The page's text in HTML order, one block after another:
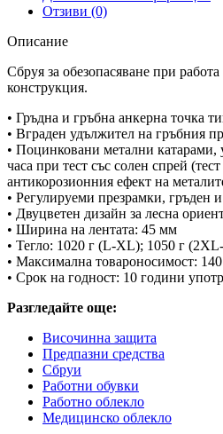
Отзиви (0)
Описание
Сбруя за обезопасяване при
конструкция.
• Гръдна и гръбна анкерна точка
• Вграден удължител на гръбния
• Поцинковани метални катарами,
часа при тест със солен спрей
антикорозионния ефект на
• Регулируеми презрамки, гръден
• Двуцветен дизайн за лесна
• Ширина на лентата: 45 мм
• Тегло: 1020 г (L-XL); 1050 г
• Максимална товароносимост:
• Срок на годност: 10 години
Разгледайте още:
Височинна защита
Предпазни средства
Сбруи
Работни обувки
Работно облекло
Медицинско облекло